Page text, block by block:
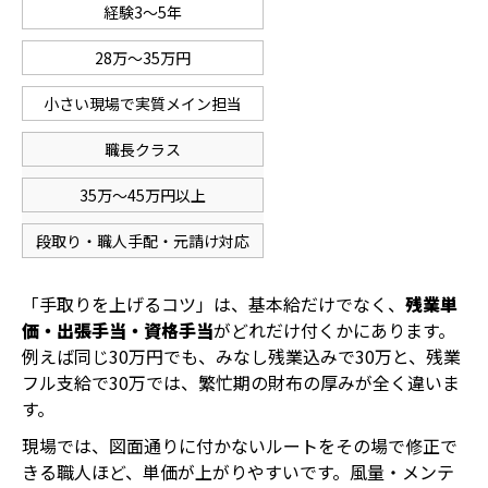
経験3〜5年
28万〜35万円
小さい現場で実質メイン担当
職長クラス
35万〜45万円以上
段取り・職人手配・元請け対応
「手取りを上げるコツ」は、基本給だけでなく、 残業単
価・出張手当・資格手当がどれだけ付くかにあります。
例えば同じ30万円でも、みなし残業込みで30万と、残業
フル支給で30万では、繁忙期の財布の厚みが全く違いま
す。
現場では、図面通りに付かないルートをその場で修正で
きる職人ほど、単価が上がりやすいです。風量・メンテ